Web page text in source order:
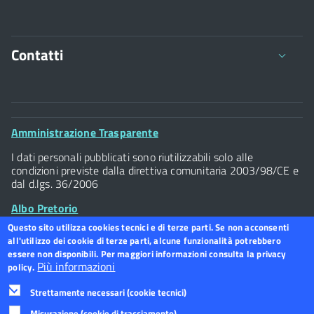
Consultazione Stampe 2 - Amministrativi
Cartella Anagrafica - Scheda Riepilogativa
Inserimento Socio Terapeutico
Mandato Elettronico - Voucher Sociali
Contatti
Viale della Giovine Italia 1/1 - 50122
C.F. 94117300486 P.Iva 07437940484
Tel. 055 / 2616202
Posta Elettronica Certificata
Footer
Amministrazione Trasparente
I dati personali pubblicati sono riutilizzabili solo alle
condizioni previste dalla direttiva comunitaria 2003/98/CE e
dal d.lgs. 36/2006
Albo Pretorio
Footer
Widget
Footer
menu
Dichiarazione accessibilità
Questo sito utilizza cookies tecnici e di terze parti. Se non acconsenti
all'utilizzo dei cookie di terze parti, alcune funzionalità potrebbero
essere non disponibili. Per maggiori informazioni consulta la privacy
policy. Più informazioni
Strettamente necessari (cookie tecnici)